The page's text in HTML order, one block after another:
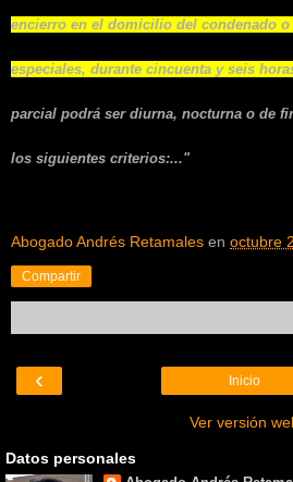
encierro en el domicilio del condenado
especiales, durante cincuenta y seis
parcial podrá ser diurna, nocturna o de
los siguientes criterios:..."
Abogado Andrés Retamales en octubre
Compartir
‹ Inicio
Ver versión
Datos personales